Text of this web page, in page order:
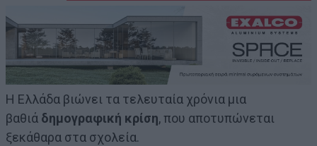
Η Ελλάδα βιώνει τα τελευταία χρόνια μια
βαθιά δημογραφική κρίση, που αποτυπώνεται
ξεκάθαρα στα σχολεία.